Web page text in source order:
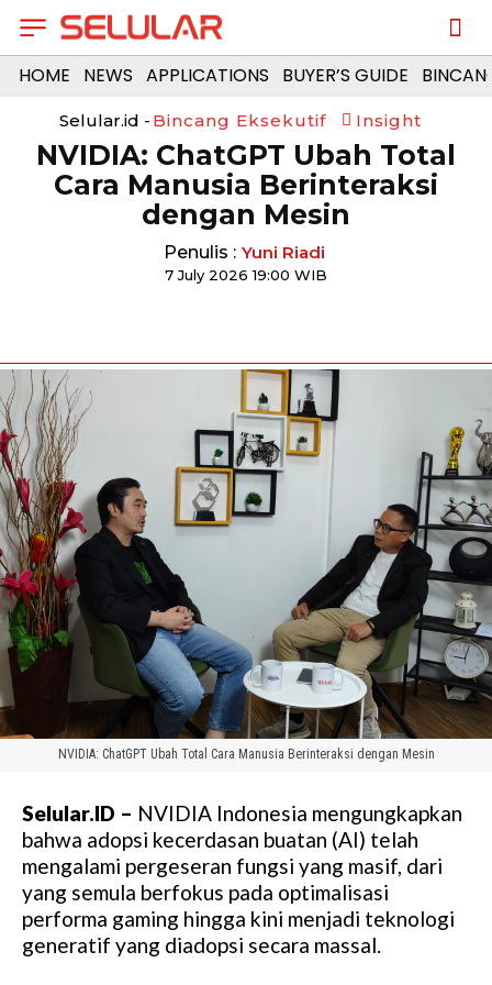
HOME NEWS APPLICATIONS BUYER’S GUIDE
Selular.id - Bincang Eksekutif Insight
NVIDIA: ChatGPT Ubah Total
Cara Manusia Berinteraksi
dengan Mesin
Penulis : Yuni Riadi
7 July 2026 19:00 WIB
NVIDIA: ChatGPT Ubah Total Cara Manusia Berinteraksi dengan Mesin
Selular.ID – NVIDIA Indonesia mengungkapkan
bahwa adopsi kecerdasan buatan (AI) telah
mengalami pergeseran fungsi yang masif, dari
yang semula berfokus pada optimalisasi
performa gaming hingga kini menjadi teknologi
generatif yang diadopsi secara massal.